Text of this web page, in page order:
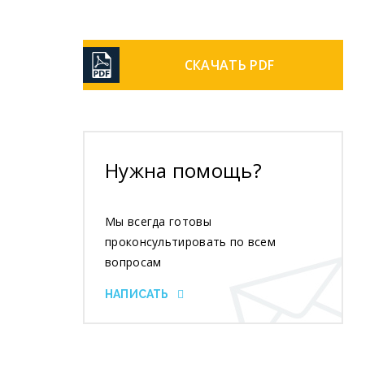
СКАЧАТЬ PDF
Нужна помощь?
Мы всегда готовы
проконсультировать по всем
вопросам
НАПИСАТЬ